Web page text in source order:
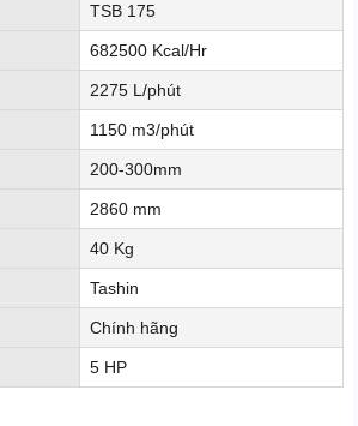
TSB 175
682500 Kcal/Hr
2275 L/phút
1150 m3/phút
200-300mm
2860 mm
40 Kg
Tashin
Chính hãng
5 HP